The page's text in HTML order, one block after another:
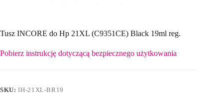
Tusz INCORE do Hp 21XL (C9351CE) Black 19ml reg.
Pobierz instrukcję dotyczącą bezpiecznego użytkowania
SKU:IH-21XL-BR19